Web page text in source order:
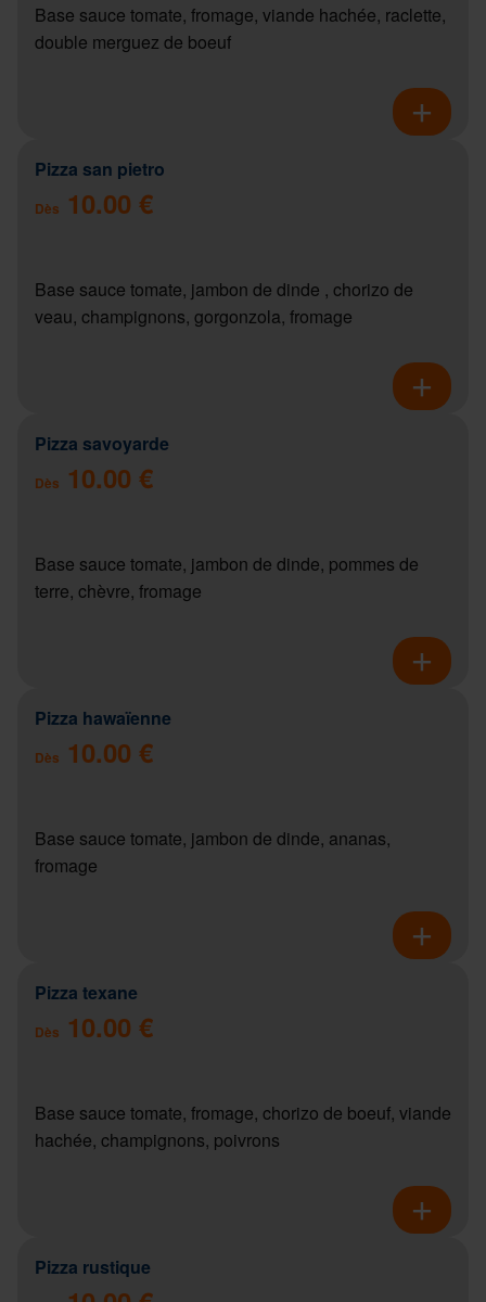
Base sauce tomate, fromage, viande hachée, raclette,
double merguez de boeuf
Pizza san pietro
Dès 10.00 €
Base sauce tomate, jambon de dinde , chorizo de
veau, champignons, gorgonzola, fromage
Pizza savoyarde
Dès 10.00 €
Base sauce tomate, jambon de dinde, pommes de
terre, chèvre, fromage
Pizza hawaïenne
Dès 10.00 €
Base sauce tomate, jambon de dinde, ananas,
fromage
Pizza texane
Dès 10.00 €
Base sauce tomate, fromage, chorizo de boeuf, viande
hachée, champignons, poivrons
Pizza rustique